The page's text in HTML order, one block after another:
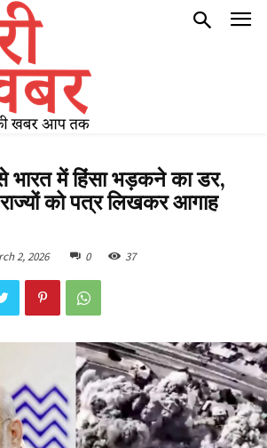
भारत में हिंसा भड़कने का डर,
को पत्र लिखकर आगाह
2, 2026 0 37